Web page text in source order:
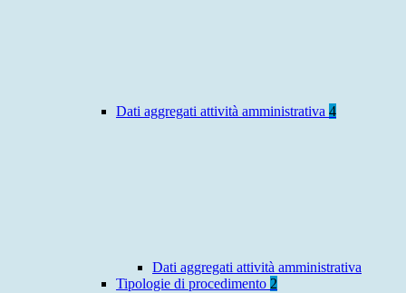
Dati aggregati attività amministrativa 4
Dati aggregati attività amministrativa
Tipologie di procedimento 2